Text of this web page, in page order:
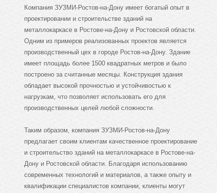
Компания ЗУЗМИ-Ростов-на-Дону имеет богатый опыт в
проектировании и строительстве зданий на
металлокаркасе в Ростове-на-Дону и Ростовской области.
Одним из примеров реализованных проектов является
производственный цех в городе Ростов-на-Дону. Здание
имеет площадь более 1500 квадратных метров и было
построено за считанные месяцы. Конструкция здания
обладает высокой прочностью и устойчивостью к
нагрузкам, что позволяет использовать его для
производственных целей любой сложности.
Таким образом, компания ЗУЗМИ-Ростов-на-Дону
предлагает своим клиентам качественное проектирование
и строительство зданий на металлокаркасе в Ростове-на-
Дону и Ростовской области. Благодаря использованию
современных технологий и материалов, а также опыту и
квалификации специалистов компании, клиенты могут